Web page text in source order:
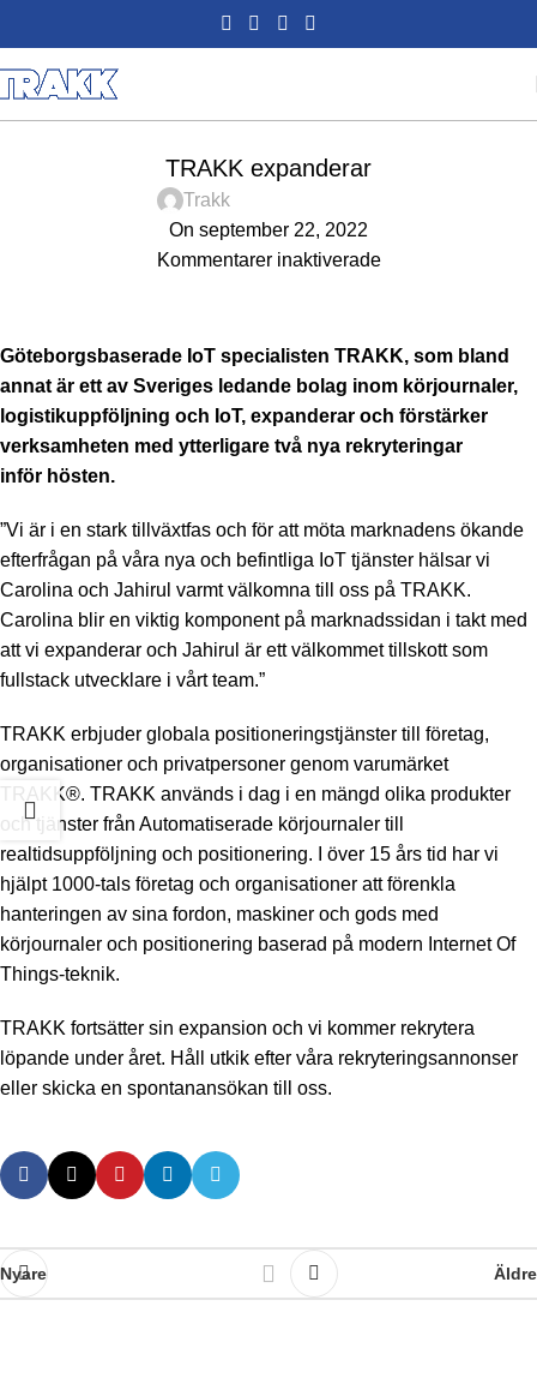
TRAKK expanderar
Trakk
On september 22, 2022
Kommentarer inaktiverade
Göteborgsbaserade IoT specialisten TRAKK, som bland
annat är ett av Sveriges ledande bolag inom körjournaler,
logistikuppföljning och IoT, expanderar och förstärker
verksamheten med ytterligare två nya rekryteringar
inför hösten.
”Vi är i en stark tillväxtfas och för att möta marknadens ökande
efterfrågan på våra nya och befintliga IoT tjänster hälsar vi
Carolina och Jahirul varmt välkomna till oss på TRAKK.
Carolina blir en viktig komponent på marknadssidan i takt med
att vi expanderar och Jahirul är ett välkommet tillskott som
fullstack utvecklare i vårt team.”
TRAKK erbjuder globala positioneringstjänster till företag,
organisationer och privatpersoner genom varumärket
TRAKK®. TRAKK används i dag i en mängd olika produkter
och tjänster från Automatiserade körjournaler till
realtidsuppföljning och positionering. I över 15 års tid har vi
hjälpt 1000-tals företag och organisationer att förenkla
hanteringen av sina fordon, maskiner och gods med
körjournaler och positionering baserad på modern Internet Of
Things-teknik.
TRAKK fortsätter sin expansion och vi kommer rekrytera
löpande under året. Håll utkik efter våra rekryteringsannonser
eller skicka en spontanansökan till oss.
Nyare Äldre